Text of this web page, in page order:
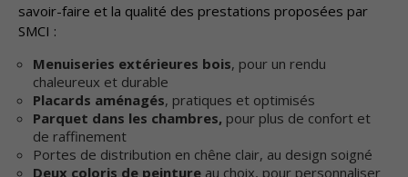
savoir-faire et la qualité des prestations proposées par
SMCI :
Menuiseries extérieures bois, pour un rendu
chaleureux et durable
Placards aménagés, pratiques et optimisés
Parquet dans les chambres, pour plus de confort et
de raffinement
Portes de distribution en chêne clair, au design soigné
Deux coloris de peinture au choix, pour personnaliser